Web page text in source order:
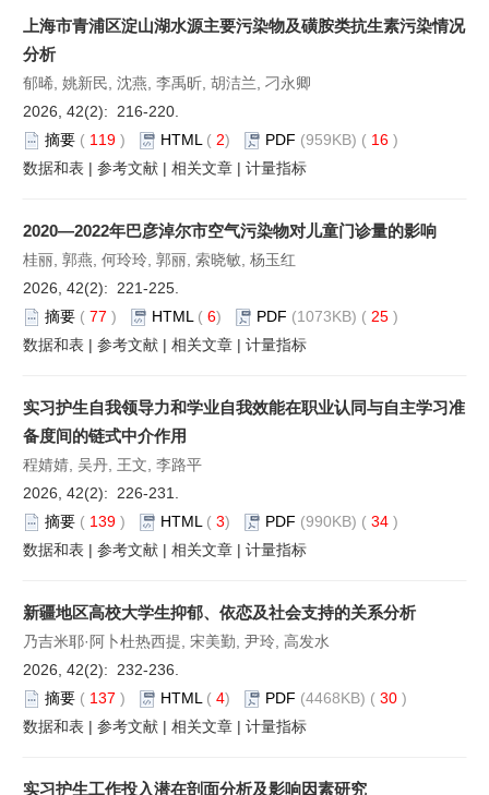
上海市青浦区淀山湖水源主要污染物及磺胺类抗生素污染情况
分析
郁晞, 姚新民, 沈燕, 李禹昕, 胡洁兰, 刁永卿
2026, 42(2): 216-220.
摘要 ( 119 ) HTML ( 2) PDF (959KB) ( 16 )
数据和表 | 参考文献 | 相关文章 | 计量指标
2020—2022年巴彦淖尔市空气污染物对儿童门诊量的影响
桂丽, 郭燕, 何玲玲, 郭丽, 索晓敏, 杨玉红
2026, 42(2): 221-225.
摘要 ( 77 ) HTML ( 6) PDF (1073KB) ( 25 )
数据和表 | 参考文献 | 相关文章 | 计量指标
实习护生自我领导力和学业自我效能在职业认同与自主学习准
备度间的链式中介作用
程婧婧, 吴丹, 王文, 李路平
2026, 42(2): 226-231.
摘要 ( 139 ) HTML ( 3) PDF (990KB) ( 34 )
数据和表 | 参考文献 | 相关文章 | 计量指标
新疆地区高校大学生抑郁、依恋及社会支持的关系分析
乃吉米耶·阿卜杜热西提, 宋美勤, 尹玲, 高发水
2026, 42(2): 232-236.
摘要 ( 137 ) HTML ( 4) PDF (4468KB) ( 30 )
数据和表 | 参考文献 | 相关文章 | 计量指标
实习护生工作投入潜在剖面分析及影响因素研究